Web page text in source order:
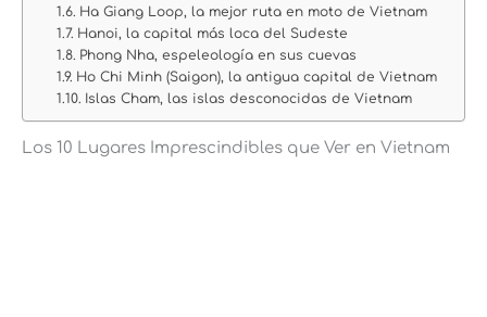
Ha Giang Loop, la mejor ruta en moto de Vietnam
Hanoi, la capital más loca del Sudeste
Phong Nha, espeleología en sus cuevas
Ho Chi Minh (Saigon), la antigua capital de Vietnam
Islas Cham, las islas desconocidas de Vietnam
Los 10 Lugares Imprescindibles que Ver en Vietnam